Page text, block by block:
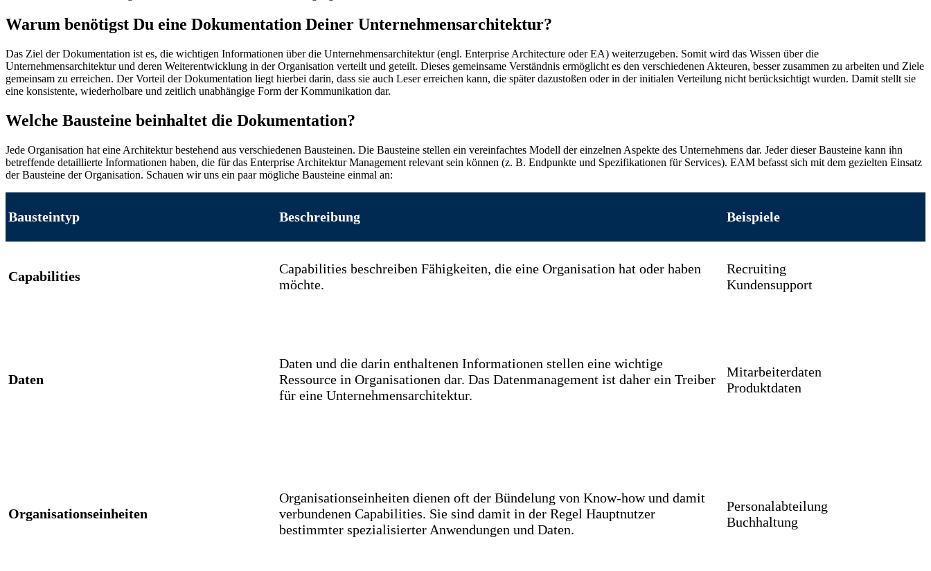
Warum benötigst Du eine Dokumentation Deiner Unternehmensarchitektur?
Das Ziel der Dokumentation ist es, die wichtigen Informationen über die Unternehmensarchitektur (engl. Enterprise Architecture oder EA) weiterzugeben. Somit wird das Wissen über die
Unternehmensarchitektur und deren Weiterentwicklung in der Organisation verteilt und geteilt. Dieses gemeinsame Verständnis ermöglicht es den verschiedenen Akteuren, besser zusammen zu arbeiten und Ziele
gemeinsam zu erreichen. Der Vorteil der Dokumentation liegt hierbei darin, dass sie auch Leser erreichen kann, die später dazustoßen oder in der initialen Verteilung nicht berücksichtigt wurden. Damit stellt sie
eine konsistente, wiederholbare und zeitlich unabhängige Form der Kommunikation dar.
Welche Bausteine beinhaltet die Dokumentation?
Jede Organisation hat eine Architektur bestehend aus verschiedenen Bausteinen. Die Bausteine stellen ein vereinfachtes Modell der einzelnen Aspekte des Unternehmens dar. Jeder dieser Bausteine kann ihn
betreffende detaillierte Informationen haben, die für das Enterprise Architektur Management relevant sein können (z. B. Endpunkte und Spezifikationen für Services). EAM befasst sich mit dem gezielten Einsatz
der Bausteine der Organisation. Schauen wir uns ein paar mögliche Bausteine einmal an:
Bausteintyp Beschreibung Beispiele
Capabilities
Capabilities beschreiben Fähigkeiten, die eine Organisation hat oder haben
möchte.
Recruiting
Kundensupport
Daten
Daten und die darin enthaltenen Informationen stellen eine wichtige
Ressource in Organisationen dar. Das Datenmanagement ist daher ein Treiber
für eine Unternehmensarchitektur.
Mitarbeiterdaten
Produktdaten
Organisationseinheiten
Organisationseinheiten dienen oft der Bündelung von Know-how und damit
verbundenen Capabilities. Sie sind damit in der Regel Hauptnutzer
bestimmter spezialisierter Anwendungen und Daten.
Personalabteilung
Buchhaltung